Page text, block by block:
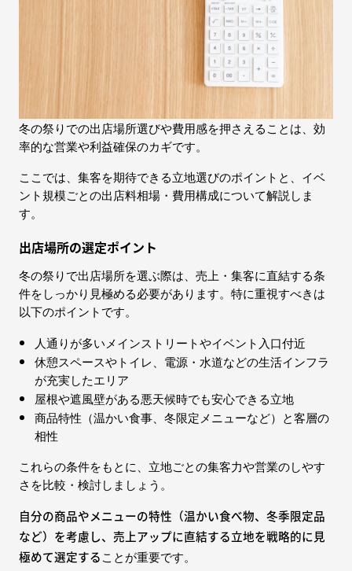
冬の祭りでの出店場所選びや費用感を押さえることは、効
率的な営業や利益確保のカギです。
ここでは、集客を期待できる立地選びのポイントと、イベ
ント規模ごとの出店料相場・費用構成について解説しま
す。
出店場所の選定ポイント
冬の祭りで出店場所を選ぶ際は、売上・集客に直結する条
件をしっかり見極める必要があります。特に重視すべきは
以下のポイントです。
人通りが多いメインストリートやイベント入口付近
休憩スペースやトイレ、電源・水道などの生活インフラ
が充実したエリア
屋根や遮風壁がある悪天候時でも安心できる立地
商品特性（温かい食事、冬限定メニューなど）と客層の
相性
これらの条件をもとに、立地ごとの集客力や営業のしやす
さを比較・検討しましょう。
自分の商品やメニューの特性（温かい食べ物、冬季限定品
など）を考慮し、売上アップに直結する立地を戦略的に見
極めて選定する ことが重要です。